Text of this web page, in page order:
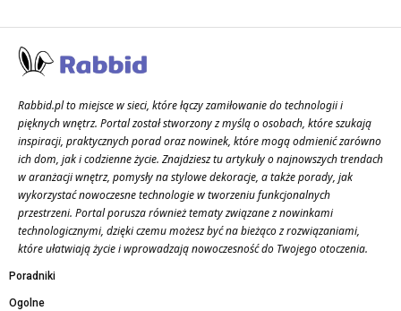
Rabbid.pl to miejsce w sieci, które łączy zamiłowanie do technologii i
pięknych wnętrz. Portal został stworzony z myślą o osobach, które szukają
inspiracji, praktycznych porad oraz nowinek, które mogą odmienić zarówno
ich dom, jak i codzienne życie. Znajdziesz tu artykuły o najnowszych trendach
w aranżacji wnętrz, pomysły na stylowe dekoracje, a także porady, jak
wykorzystać nowoczesne technologie w tworzeniu funkcjonalnych
przestrzeni. Portal porusza również tematy związane z nowinkami
technologicznymi, dzięki czemu możesz być na bieżąco z rozwiązaniami,
które ułatwiają życie i wprowadzają nowoczesność do Twojego otoczenia.
Poradniki
Ogolne